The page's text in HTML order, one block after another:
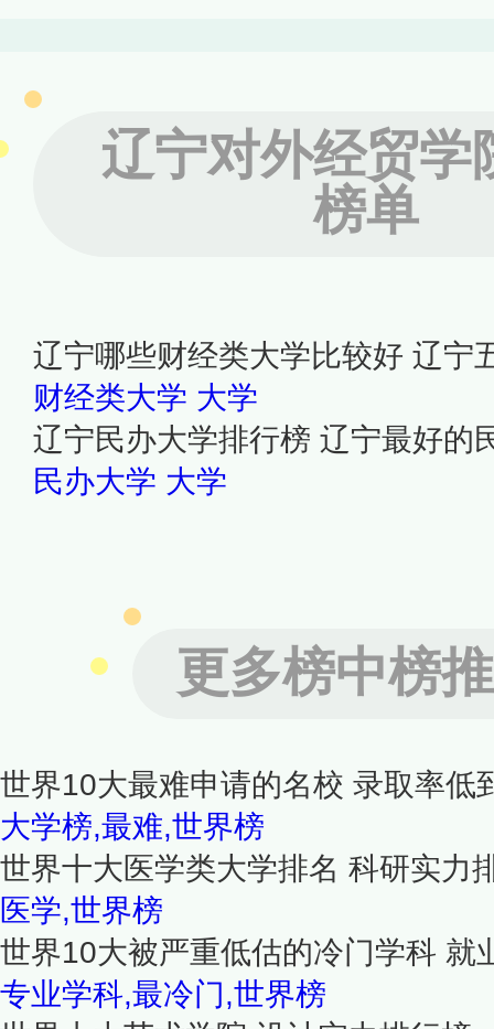
辽宁对外经贸学
榜单
辽宁哪些财经类大学比较好 辽宁
财经类大学 大学
辽宁民办大学排行榜 辽宁最好的
民办大学 大学
更多榜中榜
世界10大最难申请的名校 录取率低
大学榜,最难,世界榜
世界十大医学类大学排名 科研实力
医学,世界榜
世界10大被严重低估的冷门学科 就
专业学科,最冷门,世界榜